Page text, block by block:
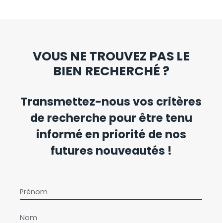
VOUS NE TROUVEZ PAS LE
BIEN RECHERCHÉ ?
Transmettez-nous vos critères
de recherche pour être tenu
informé en priorité de nos
futures nouveautés !
Prénom
Nom